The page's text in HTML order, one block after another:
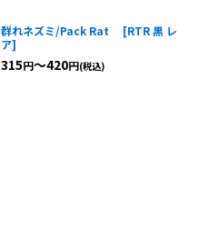
群れネズミ/Pack Rat [RTR 黒 レ
ア]
315円～420円(税込)